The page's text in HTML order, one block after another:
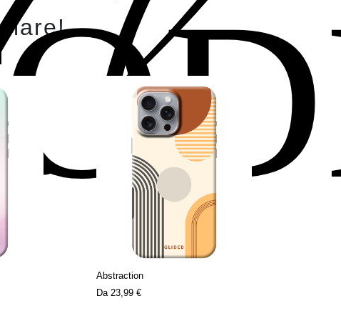
Abstraction
Da 23,99 €